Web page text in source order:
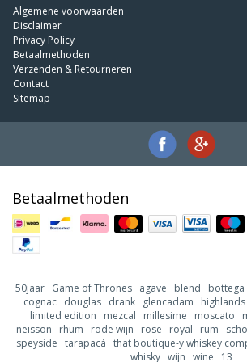
Algemene voorwaarden
Disclaimer
Privacy Policy
Betaalmethoden
Verzenden & Retourneren
Contact
Sitemap
Betaalmethoden
50jaar Game of Thrones agave blend bottega
cognac douglas drank glencadam highlands
limited edition
mezcal millesime moscato
neisson
rhum rode wijn rose royal rum
speyside tarapacá that boutique-y whiskey
whisky wijn wine 13